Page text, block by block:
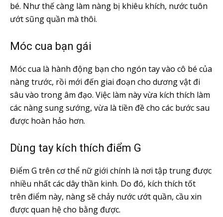
bé. Như thế càng làm nàng bị khiêu khích, nước tuôn
ướt sũng quần mà thôi.
Móc cua bạn gái
Móc cua là hành động bạn cho ngón tay vào cô bé của
nàng trước, rồi mới đến giai đoạn cho dương vật đi
sâu vào trong âm đạo. Việc làm này vừa kích thích làm
các nàng sung sướng, vừa là tiền đề cho các bước sau
được hoàn hảo hơn.
Dùng tay kích thích điểm G
Điểm G trên cơ thể nữ giới chính là nơi tập trung được
nhiều nhất các dây thần kinh. Do đó, kích thích tốt
trên điểm này, nàng sẽ chảy nước ướt quần, cầu xin
được quan hệ cho bằng được.